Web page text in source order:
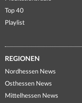
Top 40
Playlist
REGIONEN
Nordhessen News
Osthessen News
Mittelhessen News